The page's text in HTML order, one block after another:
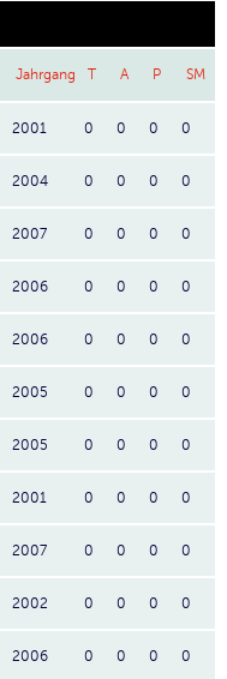
Jahrgang T A P SM
2001 0 0 0 0
2004 0 0 0 0
2007 0 0 0 0
2006 0 0 0 0
2006 0 0 0 0
2005 0 0 0 0
2005 0 0 0 0
2001 0 0 0 0
2007 0 0 0 0
2002 0 0 0 0
2006 0 0 0 0